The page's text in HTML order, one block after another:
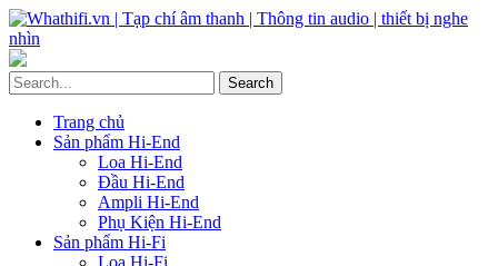
Trang chủ
Sản phẩm Hi-End
Loa Hi-End
Đầu Hi-End
Ampli Hi-End
Phụ Kiện Hi-End
Sản phẩm Hi-Fi
Loa Hi-Fi